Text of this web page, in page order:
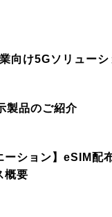
向け5Gソリューシ
製品のご紹介
ーション】eSIM配
概要